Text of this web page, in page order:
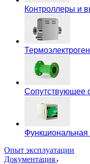
Контроллеры и
Сопутствующее
Функциональная
Опыт эксплуатации
Документация